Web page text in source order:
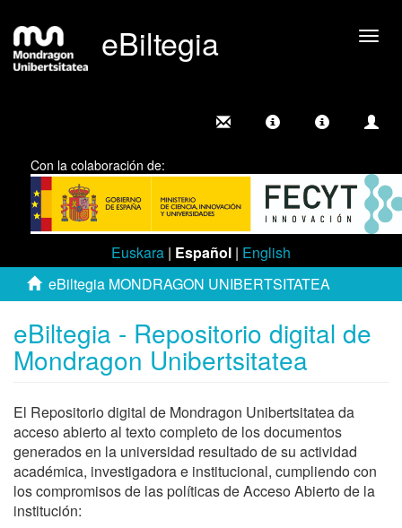
eBiltegia
Con la colaboración de:
Euskara | Español | English
eBiltegia MONDRAGON UNIBERTSITATEA
eBiltegia - Repositorio digital de
Mondragon Unibertsitatea
El Repositorio digital de Mondragon Unibertsitatea da
acceso abierto al texto completo de los documentos
generados en la universidad resultado de su actividad
académica, investigadora e institucional, cumpliendo con
los compromisos de las políticas de Acceso Abierto de la
institución: